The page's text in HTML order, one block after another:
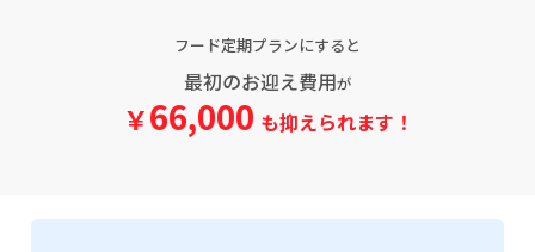
フード定期プランにすると
最初のお迎え費用が
￥66,000 も抑えられます！